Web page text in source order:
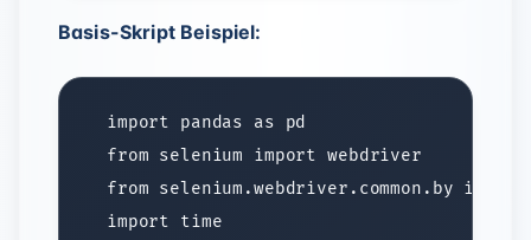
Basis-Skript Beispiel: